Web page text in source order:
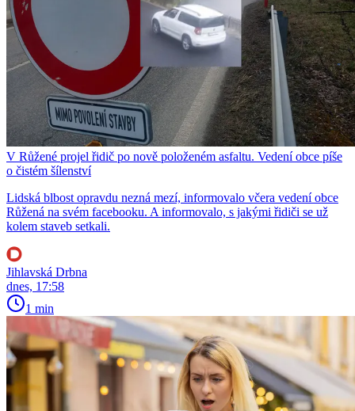
V Růžené projel řidič po nově položeném asfaltu. Vedení obce píše
o čistém šílenství
Lidská blbost opravdu nezná mezí, informovalo včera vedení obce
Růžená na svém facebooku. A informovalo, s jakými řidiči se už
kolem staveb setkali.
Jihlavská Drbna
dnes, 17:58
1 min